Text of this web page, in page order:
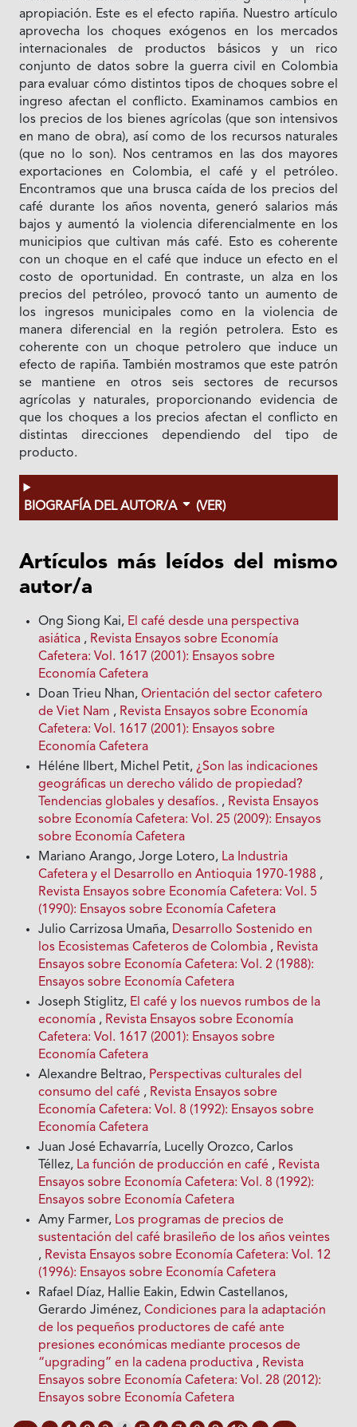
apropiación. Este es el efecto rapiña. Nuestro artículo
aprovecha los choques exógenos en los mercados
internacionales de productos básicos y un rico
conjunto de datos sobre la guerra civil en Colombia
para evaluar cómo distintos tipos de choques sobre el
ingreso afectan el conflicto. Examinamos cambios en
los precios de los bienes agrícolas (que son intensivos
en mano de obra), así como de los recursos naturales
(que no lo son). Nos centramos en las dos mayores
exportaciones en Colombia, el café y el petróleo.
Encontramos que una brusca caída de los precios del
café durante los años noventa, generó salarios más
bajos y aumentó la violencia diferencialmente en los
municipios que cultivan más café. Esto es coherente
con un choque en el café que induce un efecto en el
costo de oportunidad. En contraste, un alza en los
precios del petróleo, provocó tanto un aumento de
los ingresos municipales como en la violencia de
manera diferencial en la región petrolera. Esto es
coherente con un choque petrolero que induce un
efecto de rapiña. También mostramos que este patrón
se mantiene en otros seis sectores de recursos
agrícolas y naturales, proporcionando evidencia de
que los choques a los precios afectan el conflicto en
distintas direcciones dependiendo del tipo de
producto.
BIOGRAFÍA DEL AUTOR/A (VER)
Artículos más leídos del mismo
autor/a
Ong Siong Kai, El café desde una perspectiva
asiática , Revista Ensayos sobre Economía
Cafetera: Vol. 1617 (2001): Ensayos sobre
Economía Cafetera
Doan Trieu Nhan,Orientación del sector cafetero
de Viet Nam , Revista Ensayos sobre Economía
Cafetera: Vol. 1617 (2001): Ensayos sobre
Economía Cafetera
Héléne Ilbert, Michel Petit, ¿Son las indicaciones
geográficas un derecho válido de propiedad?
Tendencias globales y desafíos. , Revista Ensayos
sobre Economía Cafetera: Vol. 25 (2009): Ensayos
sobre Economía Cafetera
Mariano Arango, Jorge Lotero, La Industria
Cafetera y el Desarrollo en Antioquia 1970-1988 ,
Revista Ensayos sobre Economía Cafetera: Vol. 5
(1990): Ensayos sobre Economía Cafetera
Julio Carrizosa Umaña, Desarrollo Sostenido en
los Ecosistemas Cafeteros de Colombia , Revista
Ensayos sobre Economía Cafetera: Vol. 2 (1988):
Ensayos sobre Economía Cafetera
Joseph Stiglitz, El café y los nuevos rumbos de la
economía , Revista Ensayos sobre Economía
Cafetera: Vol. 1617 (2001): Ensayos sobre
Economía Cafetera
Alexandre Beltrao, Perspectivas culturales del
consumo del café , Revista Ensayos sobre
Economía Cafetera: Vol. 8 (1992): Ensayos sobre
Economía Cafetera
Juan José Echavarría, Lucelly Orozco, Carlos
Téllez, La función de producción en café , Revista
Ensayos sobre Economía Cafetera: Vol. 8 (1992):
Ensayos sobre Economía Cafetera
Amy Farmer, Los programas de precios de
sustentación del café brasileño de los años veintes
, Revista Ensayos sobre Economía Cafetera: Vol. 12
(1996): Ensayos sobre Economía Cafetera
Rafael Díaz, Hallie Eakin, Edwin Castellanos,
Gerardo Jiménez,Condiciones para la adaptación
de los pequeños productores de café ante
presiones económicas mediante procesos de
“upgrading” en la cadena productiva , Revista
Ensayos sobre Economía Cafetera: Vol. 28 (2012):
Ensayos sobre Economía Cafetera